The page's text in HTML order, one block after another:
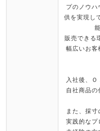
プのノウハ
供を実現し
販売できる
幅広いお客
入社後、Ｏ
自社商品の
また、採
実践的なプ